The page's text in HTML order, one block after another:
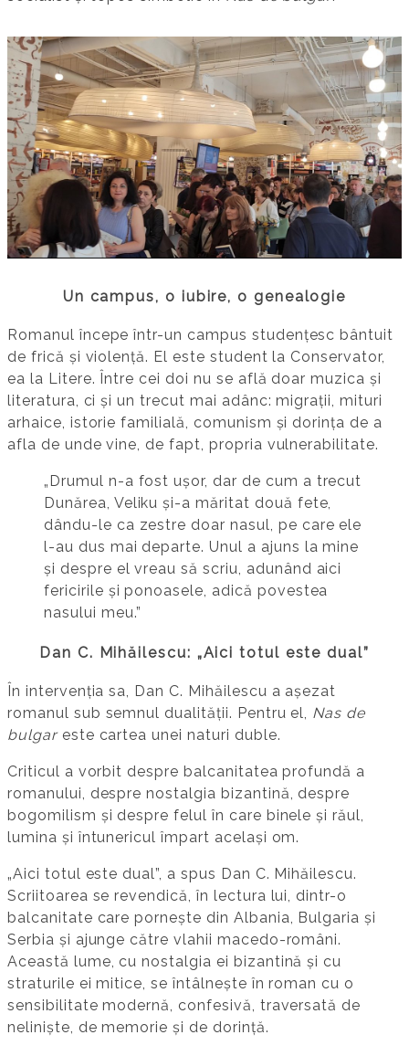
Un campus, o iubire, o genealogie
Romanul începe într-un campus studențesc bântuit
de frică și violență. El este student la Conservator,
ea la Litere. Între cei doi nu se află doar muzica și
literatura, ci și un trecut mai adânc: migrații, mituri
arhaice, istorie familială, comunism și dorința de a
afla de unde vine, de fapt, propria vulnerabilitate.
„Drumul n-a fost ușor, dar de cum a trecut
Dunărea, Veliku și-a măritat două fete,
dându-le ca zestre doar nasul, pe care ele
l-au dus mai departe. Unul a ajuns la mine
și despre el vreau să scriu, adunând aici
fericirile și ponoasele, adică povestea
nasului meu.”
Dan C. Mihăilescu: „Aici totul este dual”
În intervenția sa, Dan C. Mihăilescu a așezat
romanul sub semnul dualității. Pentru el, Nas de
bulgareste cartea unei naturi duble.
Criticul a vorbit despre balcanitatea profundă a
romanului, despre nostalgia bizantină, despre
bogomilism și despre felul în care binele și răul,
lumina și întunericul împart același om.
„Aici totul este dual”, a spus Dan C. Mihăilescu.
Scriitoarea se revendică, în lectura lui, dintr-o
balcanitate care pornește din Albania, Bulgaria și
Serbia și ajunge către vlahii macedo-români.
Această lume, cu nostalgia ei bizantină și cu
straturile ei mitice, se întâlnește în roman cu o
sensibilitate modernă, confesivă, traversată de
neliniște, de memorie și de dorință.